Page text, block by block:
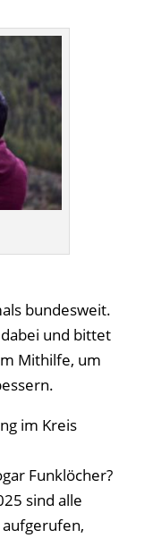
bundesweit.
und bittet
Mithilfe, um
im Kreis
Funklöcher?
sind alle